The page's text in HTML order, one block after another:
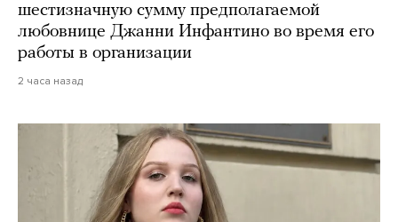
шестизначную сумму предполагаемой
любовнице Джанни Инфантино во время его
работы в организации
2 часа назад